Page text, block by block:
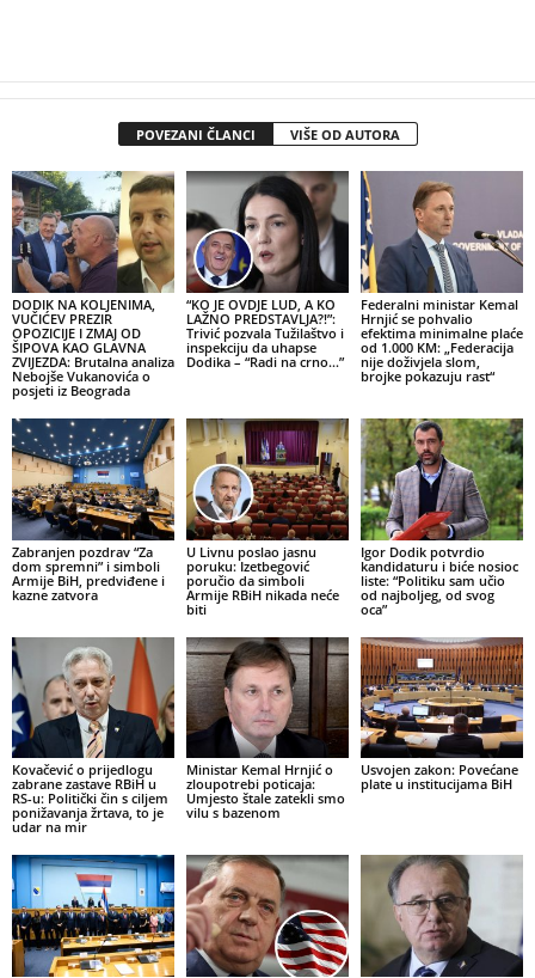
POVEZANI ČLANCI VIŠE OD AUTORA
DODIK NA KOLJENIMA,
VUČIĆEV PREZIR
OPOZICIJE I ZMAJ OD
ŠIPOVA KAO GLAVNA
ZVIJEZDA: Brutalna analiza
Nebojše Vukanovića o
posjeti iz Beograda
“KO JE OVDJE LUD, A KO
LAŽNO PREDSTAVLJA?!”:
Trivić pozvala Tužilaštvo i
inspekciju da uhapse
Dodika – “Radi na crno…”
Federalni ministar Kemal
Hrnjić se pohvalio
efektima minimalne plaće
od 1.000 KM: „Federacija
nije doživjela slom,
brojke pokazuju rast“
Zabranjen pozdrav “Za
dom spremni” i simboli
Armije BiH, predviđene i
kazne zatvora
U Livnu poslao jasnu
poruku: Izetbegović
poručio da simboli
Armije RBiH nikada neće
biti
Igor Dodik potvrdio
kandidaturu i biće nosioc
liste: “Politiku sam učio
od najboljeg, od svog
oca”
Kovačević o prijedlogu
zabrane zastave RBiH u
RS-u: Politički čin s ciljem
ponižavanja žrtava, to je
udar na mir
Ministar Kemal Hrnjić o
zloupotrebi poticaja:
Umjesto štale zatekli smo
vilu s bazenom
Usvojen zakon: Povećane
plate u institucijama BiH